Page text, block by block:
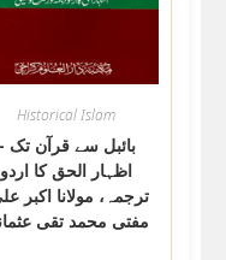
Historical Islam
بائبل سے قرآن تک
اظہار الحق کا اردو
ترجمہ، مولانا اکبر
مفتی محمد تقی